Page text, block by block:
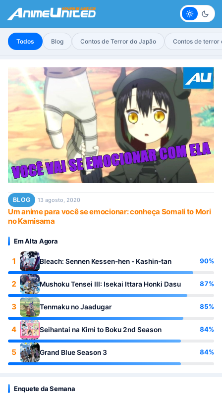
Claro
Todos Blog Contos de Terror do Japão Contos de terror
BLOG 13 agosto, 2020
Um anime para você se emocionar: conheça Somali to Mori
no Kamisama
Em Alta Agora
1 Bleach: Sennen Kessen-hen - Kashin-tan 90%
2 Mushoku Tensei III: Isekai Ittara Honki Dasu 87%
3 Tenmaku no Jaadugar 85%
4 Seihantai na Kimi to Boku 2nd Season 84%
5 Grand Blue Season 3 84%
Enquete da Semana